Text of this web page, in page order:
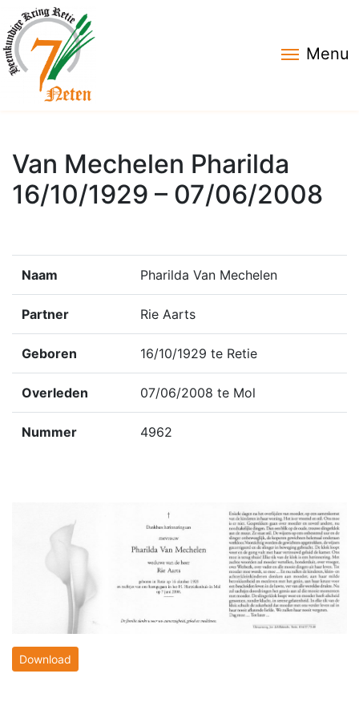
Menu
Van Mechelen Pharilda
16/10/1929 – 07/06/2008
Naam Pharilda Van Mechelen
Partner Rie Aarts
Geboren 16/10/1929 te Retie
Overleden 07/06/2008 te Mol
Nummer 4962
Download